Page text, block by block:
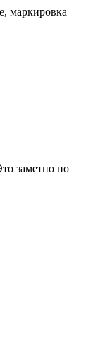
маркировка
заметно по